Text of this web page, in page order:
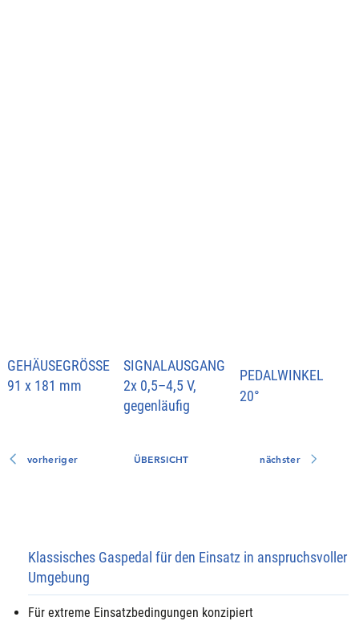
SIGNALAUSGANG
2x 0,5–4,5 V,
gegenläufig
GEHÄUSEGRÖSSE
91 x 181 mm
PEDALWINKEL
20°
ÜBERSICHT
vorheriger nächster
Klassisches Gaspedal für den Einsatz in anspruchsvoller
Umgebung
Für extreme Einsatzbedingungen konzipiert